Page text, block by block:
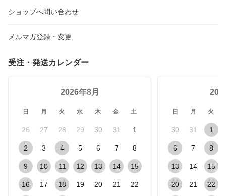
ショップへ問い合わせ
メルマガ登録・変更
受注・発送カレンダー
2026年8月
日 月 火 水 木 金 土
26 27 28 29 30 31 1
2 3 4 5 6 7 8
9 10 11 12 13 14 15
16 17 18 19 20 21 22
日 月 火
30 31 1
6 7 8
13 14 15
20 21 22